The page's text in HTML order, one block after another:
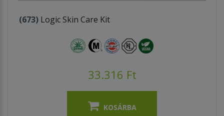
(673) Logic Skin Care Kit
33.316 Ft
KOSÁRBA